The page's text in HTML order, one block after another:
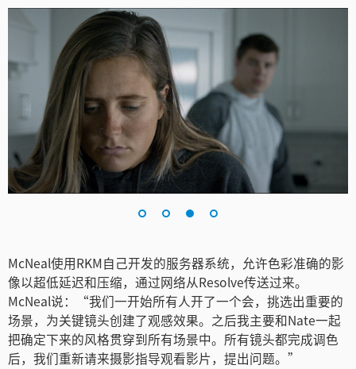
McNeal使用RKM自己开发的服务器系统，允许色彩准确的影
像以超低延迟和压缩，通过网络从Resolve传送过来。
McNeal说：“我们一开始所有人开了一个会，挑选出重要的
场景，为关键镜头创建了观感效果。之后我主要和Nate一起
把确定下来的风格贯穿到所有场景中。所有镜头都完成调色
后，我们重新请来摄影指导观看影片，提出问题。”